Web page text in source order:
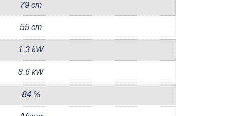
79 cm
55 cm
1.3 kW
8.6 kW
84 %